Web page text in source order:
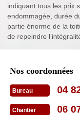
indiquant tous les prix
endommagée, durée
partie énorme de la
de repeindre
Nos coordonnées
Bureau 04
Chantier 06